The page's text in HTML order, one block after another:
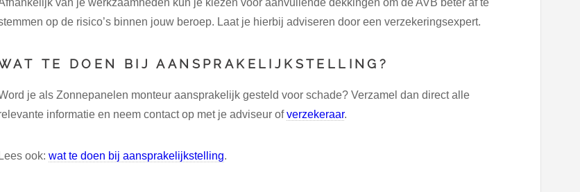
op de risico’s binnen jouw beroep. Laat je hierbij adviseren door een verzekeringsexpert.
TE DOEN BIJ AANSPRAKELIJKSTELLING?
je als Zonnepanelen monteur aansprakelijk gesteld voor schade? Verzamel dan direct alle
informatie en neem contact op met je adviseur ofverzekeraar.
Lees ook: wat te doen bij aansprakelijkstelling.